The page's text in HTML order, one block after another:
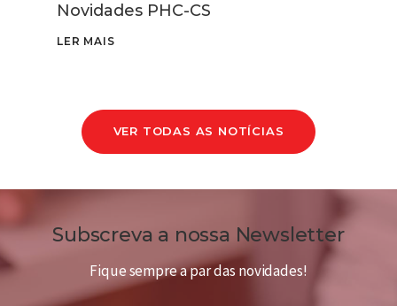
Novidades PHC-CS
LER MAIS
VER TODAS AS NOTÍCIAS
Subscreva a nossa Newsletter
Fique sempre a par das novidades!